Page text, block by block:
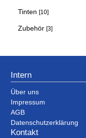
Tinten [10]
Zubehör [3]
Intern
Über uns
Impressum
AGB
Datenschutzerklärung
Kontakt